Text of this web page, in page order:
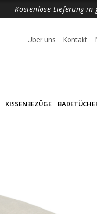
Kostenlose Lieferung in
Über uns Kontakt
KISSENBEZÜGE